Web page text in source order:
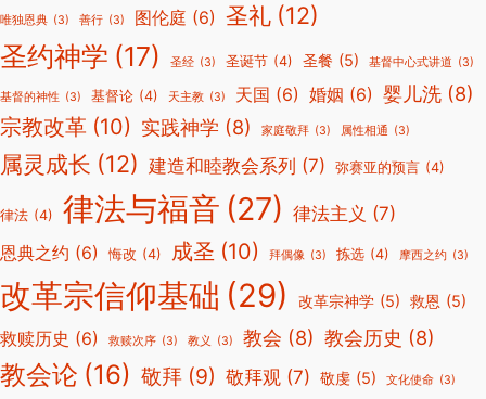
唯独恩典 (3) 善行 (3) 图伦庭 (6) 圣礼 (12)
圣约神学 (17) 圣经 (3) 圣诞节 (4) 圣餐 (5) 基督中心式讲道 (3)
基督的神性 (3) 基督论 (4) 天主教 (3) 天国 (6) 婚姻 (6) 婴儿洗 (8)
宗教改革 (10) 实践神学 (8) 家庭敬拜 (3) 属性相通 (3)
属灵成长 (12) 建造和睦教会系列 (7) 弥赛亚的预言 (4)
律法 (4) 律法与福音 (27) 律法主义 (7)
恩典之约 (6) 悔改 (4) 成圣 (10) 拜偶像 (3) 拣选 (4) 摩西之约 (3)
改革宗信仰基础 (29) 改革宗神学 (5) 救恩 (5)
救赎历史 (6) 救赎次序 (3) 教义 (3) 教会 (8) 教会历史 (8)
教会论 (16) 敬拜 (9) 敬拜观 (7) 敬虔 (5) 文化使命 (3)